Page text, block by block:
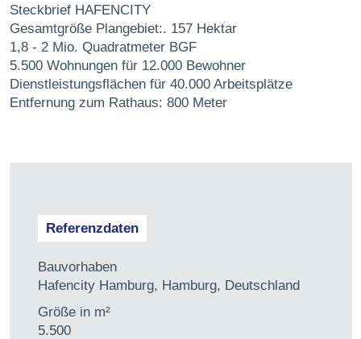
Steckbrief HAFENCITY
Gesamtgröße Plangebiet:. 157 Hektar
1,8 - 2 Mio. Quadratmeter BGF
5.500 Wohnungen für 12.000 Bewohner
Dienstleistungsflächen für 40.000 Arbeitsplätze
Entfernung zum Rathaus: 800 Meter
Referenzdaten
Bauvorhaben
Hafencity Hamburg, Hamburg, Deutschland
Größe in m²
5.500